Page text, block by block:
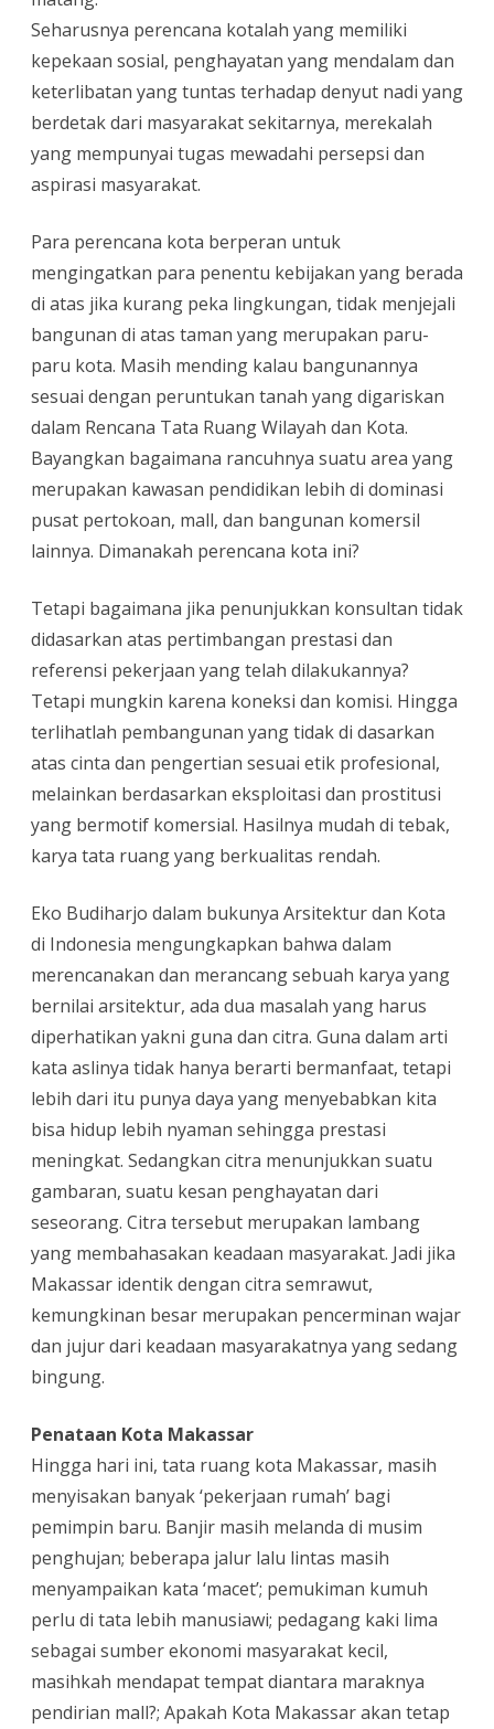
Seharusnya perencana kotalah yang memiliki
kepekaan sosial, penghayatan yang mendalam dan
keterlibatan yang tuntas terhadap denyut nadi yang
berdetak dari masyarakat sekitarnya, merekalah
yang mempunyai tugas mewadahi persepsi dan
aspirasi masyarakat.
Para perencana kota berperan untuk
mengingatkan para penentu kebijakan yang berada
di atas jika kurang peka lingkungan, tidak menjejali
bangunan di atas taman yang merupakan paru-
paru kota. Masih mending kalau bangunannya
sesuai dengan peruntukan tanah yang digariskan
dalam Rencana Tata Ruang Wilayah dan Kota.
Bayangkan bagaimana rancuhnya suatu area yang
merupakan kawasan pendidikan lebih di dominasi
pusat pertokoan, mall, dan bangunan komersil
lainnya. Dimanakah perencana kota ini?
Tetapi bagaimana jika penunjukkan konsultan tidak
didasarkan atas pertimbangan prestasi dan
referensi pekerjaan yang telah dilakukannya?
Tetapi mungkin karena koneksi dan komisi. Hingga
terlihatlah pembangunan yang tidak di dasarkan
atas cinta dan pengertian sesuai etik profesional,
melainkan berdasarkan eksploitasi dan prostitusi
yang bermotif komersial. Hasilnya mudah di tebak,
karya tata ruang yang berkualitas rendah.
Eko Budiharjo dalam bukunya Arsitektur dan Kota
di Indonesia mengungkapkan bahwa dalam
merencanakan dan merancang sebuah karya yang
bernilai arsitektur, ada dua masalah yang harus
diperhatikan yakni guna dan citra. Guna dalam arti
kata aslinya tidak hanya berarti bermanfaat, tetapi
lebih dari itu punya daya yang menyebabkan kita
bisa hidup lebih nyaman sehingga prestasi
meningkat. Sedangkan citra menunjukkan suatu
gambaran, suatu kesan penghayatan dari
seseorang. Citra tersebut merupakan lambang
yang membahasakan keadaan masyarakat. Jadi jika
Makassar identik dengan citra semrawut,
kemungkinan besar merupakan pencerminan wajar
dan jujur dari keadaan masyarakatnya yang sedang
bingung.
Penataan Kota Makassar
Hingga hari ini, tata ruang kota Makassar, masih
menyisakan banyak ‘pekerjaan rumah’ bagi
pemimpin baru. Banjir masih melanda di musim
penghujan; beberapa jalur lalu lintas masih
menyampaikan kata ‘macet’; pemukiman kumuh
perlu di tata lebih manusiawi; pedagang kaki lima
sebagai sumber ekonomi masyarakat kecil,
masihkah mendapat tempat diantara maraknya
pendirian mall?; Apakah Kota Makassar akan tetap